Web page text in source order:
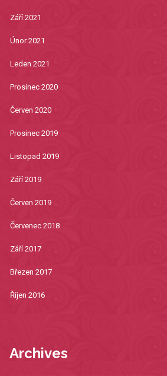
Září 2021
Únor 2021
Leden 2021
Prosinec 2020
Červen 2020
Prosinec 2019
Listopad 2019
Září 2019
Červen 2019
Červenec 2018
Září 2017
Březen 2017
Říjen 2016
Archives